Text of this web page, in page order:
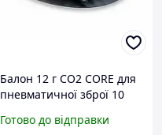
Балон 12 г CO2 CORE для
пневматичної зброї 10
Готово до відправки